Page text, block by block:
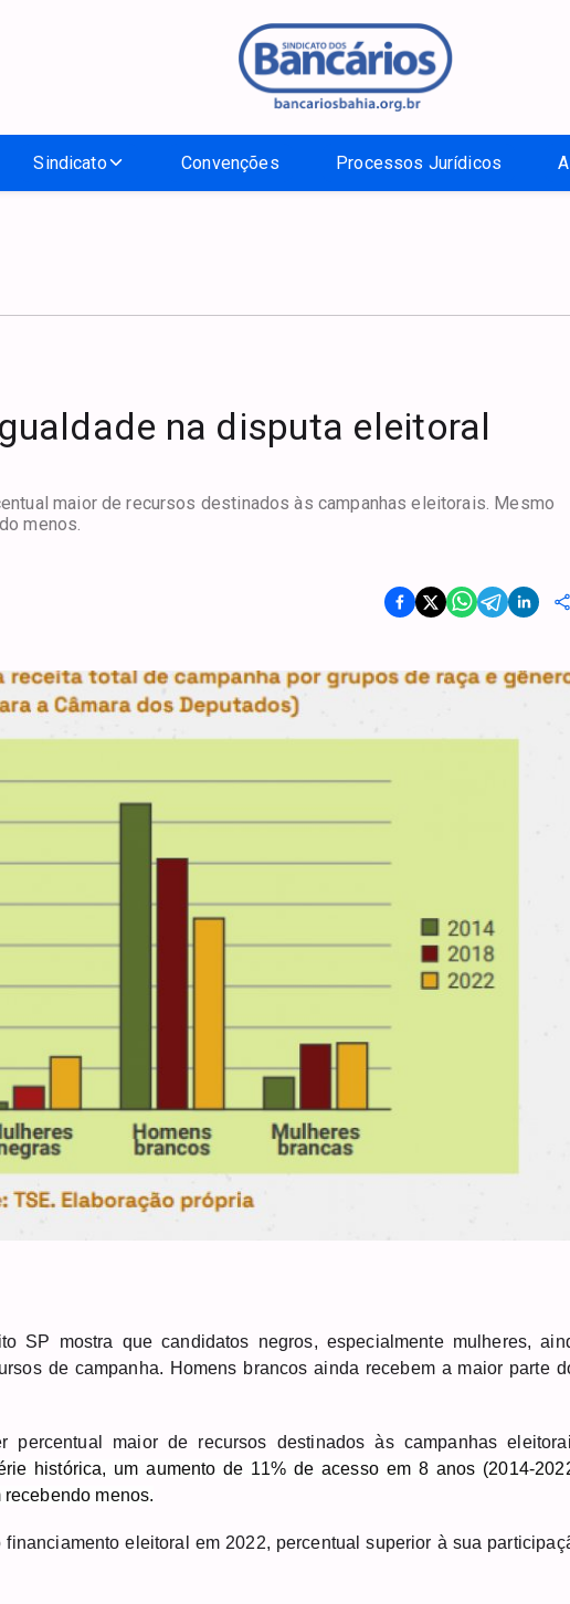
Sindicato Convenções Processos Jurídicos
na disputa eleitoral
maior de recursos destinados às campanhas eleitorais. Mesmo
menos.
SP mostra que candidatos negros, especialmente mulheres,
de campanha. Homens brancos ainda recebem a maior parte
maior de recursos destinados às campanhas
histórica, um aumento de 11% de acesso em 8 anos (2014-
menos.
eleitoral em 2022, percentual superior à sua